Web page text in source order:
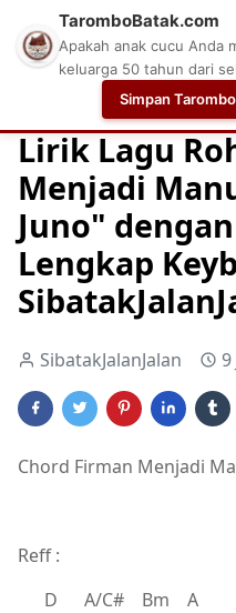
Chord Chord
Lirik Lagu
Menjadi
Juno"
Lengkap
SibatakJalanJalan 9
Chord Firman Menjadi
Reff :
D A/C# Bm A
TaromboBatak.com
Apakah anak cucu Anda
keluarga 50 tahun dari
Simpan